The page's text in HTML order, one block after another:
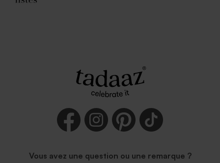
Vous avez une question ou une remarque ?